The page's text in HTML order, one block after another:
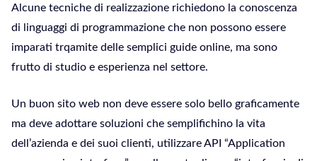
Alcune tecniche di realizzazione richiedono la conoscenza
di linguaggi di programmazione che non possono essere
imparati trqamite delle semplici guide online, ma sono
frutto di studio e esperienza nel settore.
Un buon sito web non deve essere solo bello graficamente
ma deve adottare soluzioni che semplifichino la vita
dell’azienda e dei suoi clienti, utilizzare API “Application